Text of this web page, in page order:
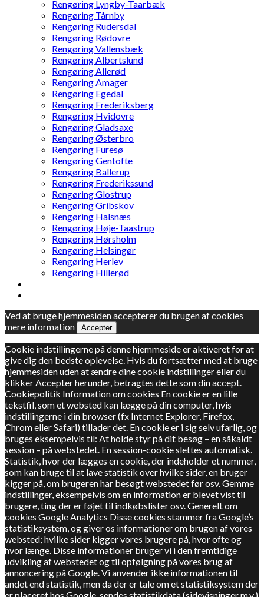
Rengøring Lyngby-Taarbæk
Rengøring Tårnby
Rengøring Rudersdal
Rengøring Rødovre
Rengøring Vallensbæk
Rengøring Albertslund
Rengøring Allerød
Rengøring Amager
Rengøring Egedal
Rengøring Frederiksberg
Rengøring Hvidovre
Rengøring Gladsaxe
Rengøring Østerbro
Rengøring Furesø
Rengøring Gentofte
Rengøring Ballerup
Rengøring Frederikssund
Rengøring Glostrup
Rengøring Gribskov
Rengøring Halsnæs
Rengøring Høje-Taastrup
Rengøring Hørsholm
Rengøring Helsingør
Rengøring Herlev
Rengøring Hillerød
Ved at bruge hjemmesiden accepterer du brugen af cookies
mere information
Accepter
Cookie indstillingerne på denne hjemmeside er aktiveret for at
give dig den bedste oplevelse. Hvis du fortsætter med at bruge
hjemmesiden uden at ændre dine cookie indstillinger eller du
klikker Accepter herunder, betragtes dette som din accept.
Cookiepolitik Information om cookies En cookie er en lille
tekstfil, som et websted kan lægge på din computer, hvis
indstillingerne i din browser (fx Internet Explorer, Firefox,
Chrom eller Safari) tillader det. En cookie er i sig selv ufarlig, og
bruges eksempelvis til: At holde styr på dit besøg – en såkaldt
session – på webstedet. En session-cookie slettes automatisk.
Statistik, hvor der lægges en cookie, der indeholder et nummer,
som kan bruge til at lave statistik over hvilke sider, en bruger
kigger på, om brugeren har besøgt webstedet før osv. Gemme
indstillinger, eksempelvis om en information er blevet vist til
brugere, ting der er føjet til indkøbslister osv. Generelt om
cookies Google Analytics Disse cookies stammer fra Google’s
statistiksystem, og giver os informationer om brugen af vores
websted; hvilke sider kigger vores brugere på, hvor ofte og
hvor længe. Disse informationer bruger vi i den fremtidige
udvikling af webstedet og til opfølgning på vores brug af
annoncering på Google. Vi anvender ikke informationen til
andet end statistik, men da der er tale om et statistiksystem der